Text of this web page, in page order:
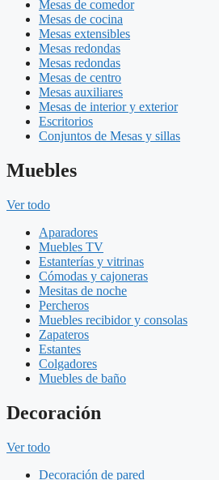
Mesas de comedor
Mesas de cocina
Mesas extensibles
Mesas redondas
Mesas redondas
Mesas de centro
Mesas auxiliares
Mesas de interior y exterior
Escritorios
Conjuntos de Mesas y sillas
Muebles
Ver todo
Aparadores
Muebles TV
Estanterías y vitrinas
Cómodas y cajoneras
Mesitas de noche
Percheros
Muebles recibidor y consolas
Zapateros
Estantes
Colgadores
Muebles de baño
Decoración
Ver todo
Decoración de pared